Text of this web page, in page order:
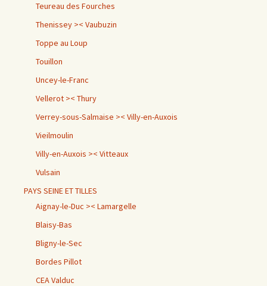
Teureau des Fourches
Thenissey >< Vaubuzin
Toppe au Loup
Touillon
Uncey-le-Franc
Vellerot >< Thury
Verrey-sous-Salmaise >< Villy-en-Auxois
Vieilmoulin
Villy-en-Auxois >< Vitteaux
Vulsain
PAYS SEINE ET TILLES
Aignay-le-Duc >< Lamargelle
Blaisy-Bas
Bligny-le-Sec
Bordes Pillot
CEA Valduc